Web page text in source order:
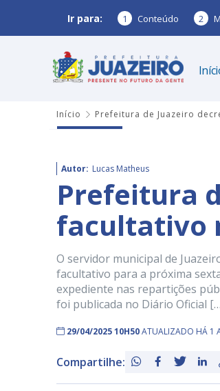
Ir para: 1 Conteúdo 2
Início Prefeitura de Juazeiro
Autor: Lucas Matheus
Prefeitura
facultativo
O servidor municipal de
facultativo para a próxima
expediente nas repartições
foi publicada no Diário Oficial
29/04/2025 10H50ATUALIZADO HÁ 1
Compartilhe: